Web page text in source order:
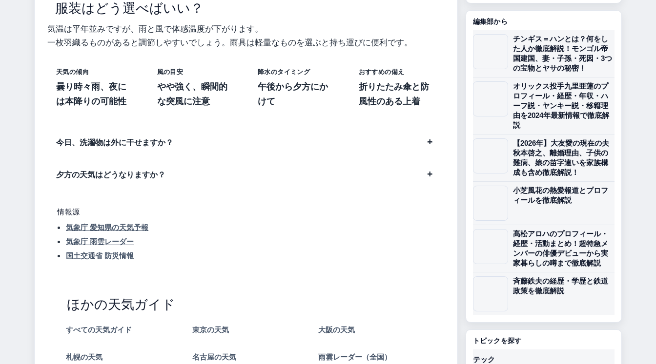
服装はどう選べばいい？
気温は平年並みですが、雨と風で体感温度が下がります。
一枚羽織るものがあると調節しやすいでしょう。雨具は軽量なものを選ぶと持ち運びに便利です。
天気の傾向
曇り時々雨、夜に
は本降りの可能性
風の目安
やや強く、瞬間的
な突風に注意
降水のタイミング
午後から夕方にか
けて
おすすめの備え
折りたたみ傘と防
風性のある上着
今日、洗濯物は外に干せますか？
夕方の天気はどうなりますか？
情報源
気象庁 愛知県の天気予報
気象庁 雨雲レーダー
国土交通省 防災情報
ほかの天気ガイド
すべての天気ガイド 東京の天気 大阪の天気
札幌の天気 名古屋の天気 雨雲レーダー（全国）
編集部から
チンギス＝ハンとは？何をし
た人か徹底解説！モンゴル帝
国建国、妻・子孫・死因・3つ
の宝物とヤサの秘密！
オリックス投手九里亜蓮のプ
ロフィール・経歴・年収・ハ
ーフ説・ヤンキー説・移籍理
由を2024年最新情報で徹底解
説
【2026年】大友愛の現在の夫
秋本啓之、離婚理由、子供の
難病、娘の苗字違いを家族構
成も含め徹底解説！
小芝風花の熱愛報道とプロフ
ィールを徹底解説
髙松アロハのプロフィール・
経歴・活動まとめ！超特急メ
ンバーの俳優デビューから実
家暮らしの噂まで徹底解説
斉藤鉄夫の経歴・学歴と鉄道
政策を徹底解説
トピックを探す
テック